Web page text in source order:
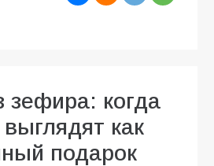
зефира: когда
как
подарок